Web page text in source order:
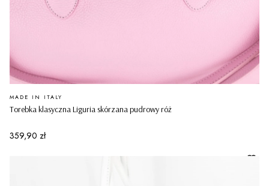
Torebka klasyczna Liguria skórzana pudrowy róż
PRODUCENT
MADE IN ITALY
Cena
359,90 zł